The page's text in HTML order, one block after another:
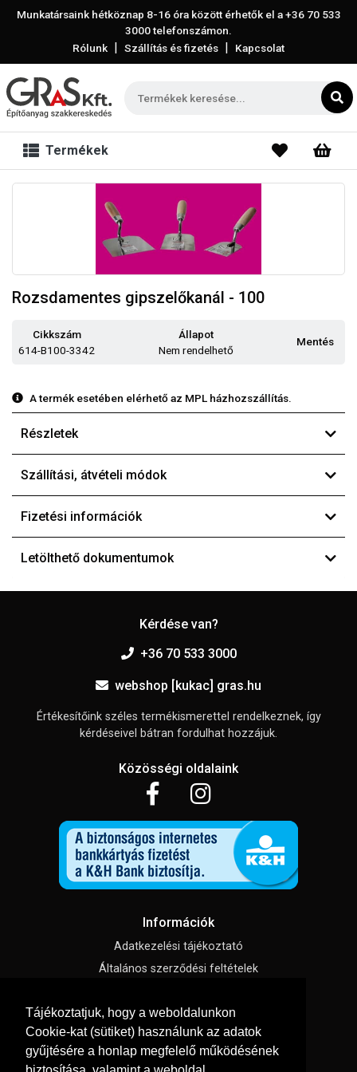
Tájékoztatjuk, hogy a weboldalunkon
Cookie-kat (sütiket) használunk az adatok
gyűjtésére a honlap megfelelő működésének
Munkatársaink hétköznap 8-16 óra között érhetők el a+36 70 533
3000telefonszámon.
Rólunk | Szállítás és fizetés | Kapcsolat
Termékek
Rozsdamentes gipszelőkanál - 100
Cikkszám
614-B100-3342
Állapot
Nem rendelhető
Mentés
A termék esetében elérhető az MPL házhozszállítás.
Részletek
Szállítási, átvételi módok
Fizetési információk
Letölthető dokumentumok
Kérdése van?
+36 70 533 3000
webshop [kukac] gras.hu
Értékesítőink széles termékismerettel rendelkeznek, így
kérdéseivel bátran fordulhat hozzájuk.
Közösségi oldalaink
Információk
Adatkezelési tájékoztató
Általános szerződési feltételek
Süti beállítások
Menü